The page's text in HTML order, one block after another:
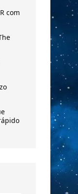
com